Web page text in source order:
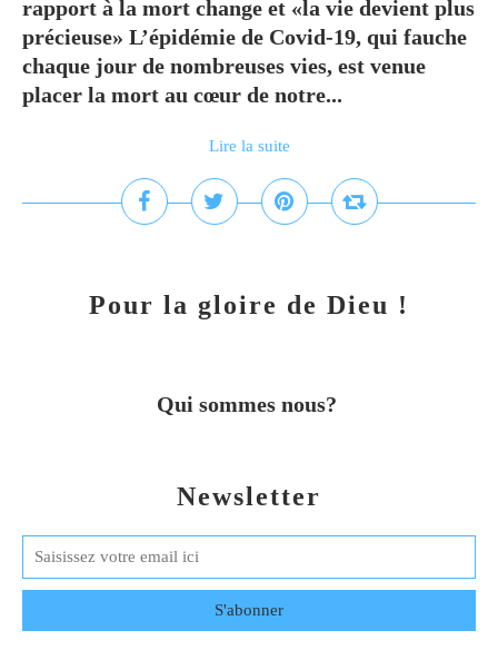
rapport à la mort change et «la vie devient plus
précieuse» L’épidémie de Covid-19, qui fauche
chaque jour de nombreuses vies, est venue
placer la mort au cœur de notre...
Lire la suite
Newsletter
Pour la gloire de Dieu !
Qui sommes nous?